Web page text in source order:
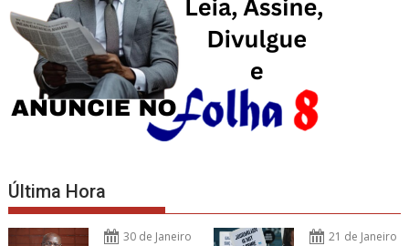
Última Hora
30 de Janeiro
21 de Janeiro